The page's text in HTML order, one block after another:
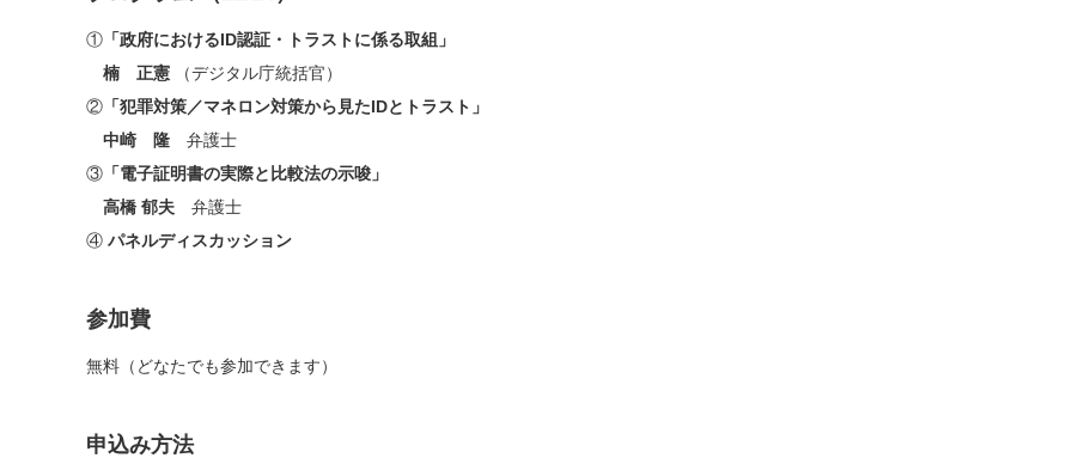
① 「政府におけるID認証・トラストに係る取組」
楠 正憲 （デジタル庁統括官）
② 「犯罪対策／マネロン対策から見たIDとトラスト」
中崎 隆 弁護士
③ 「電子証明書の実際と比較法の示唆」
高橋 郁夫 弁護士
④ パネルディスカッション
参加費
無料（どなたでも参加できます）
申込み方法